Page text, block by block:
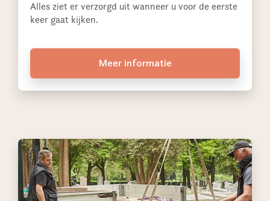
Alles ziet er verzorgd uit wanneer u voor de eerste
keer gaat kijken.
Meer informatie